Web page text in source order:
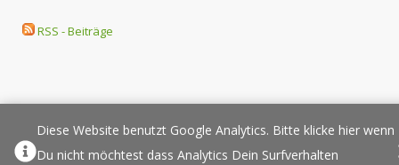
RSS - Beiträge
Über Elternplanet Pressespiegel
Werbung/Sponsoring
Diese Website benutzt Google Analytics. Bitte klicke hier wenn
Du nicht möchtest dass Analytics Dein Surfverhalten